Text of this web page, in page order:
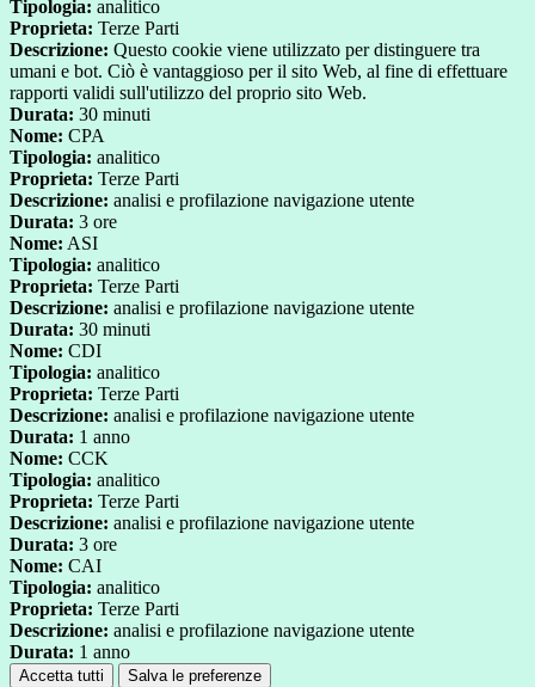
Tipologia: analitico
Proprieta: Terze Parti
Descrizione: Questo cookie viene utilizzato per distinguere tra
umani e bot. Ciò è vantaggioso per il sito Web, al fine di effettuare
rapporti validi sull'utilizzo del proprio sito Web.
Durata: 30 minuti
Nome: CPA
Tipologia: analitico
Proprieta: Terze Parti
Descrizione: analisi e profilazione navigazione utente
Durata: 3 ore
Nome: ASI
Tipologia: analitico
Proprieta: Terze Parti
Descrizione: analisi e profilazione navigazione utente
Durata: 30 minuti
Nome: CDI
Tipologia: analitico
Proprieta: Terze Parti
Descrizione: analisi e profilazione navigazione utente
Durata: 1 anno
Nome: CCK
Tipologia: analitico
Proprieta: Terze Parti
Descrizione: analisi e profilazione navigazione utente
Durata: 3 ore
Nome: CAI
Tipologia: analitico
Proprieta: Terze Parti
Descrizione: analisi e profilazione navigazione utente
Durata: 1 anno
Accetta tutti Salva le preferenze